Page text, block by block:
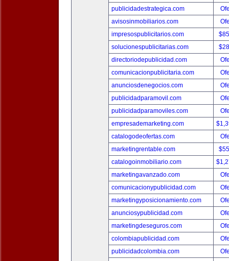
publicidadestrategica.com
avisosinmobiliarios.com
impresospublicitarios.com
solucionespublicitarias.com
directoriodepublicidad.com
comunicacionpublicitaria.com
anunciosdenegocios.com
publicidadparamovil.com
publicidadparamoviles.com
empresademarketing.com
catalogodeofertas.com
marketingrentable.com
catalogoinmobiliario.com
marketingavanzado.com
comunicacionypublicidad.com
marketingyposicionamiento.com
anunciosypublicidad.com
marketingdeseguros.com
colombiapublicidad.com
publicidadcolombia.com